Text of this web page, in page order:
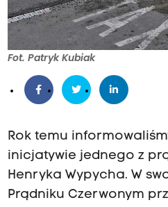
Fot. Patryk Kubiak
Rok temu
inicjatywie jednego z
Henryka Wypycha. W
Prądniku Czerwonym